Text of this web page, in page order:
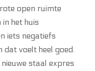
open ruimte
het huis
iets negatiefs
voelt heel goed.
staal expres